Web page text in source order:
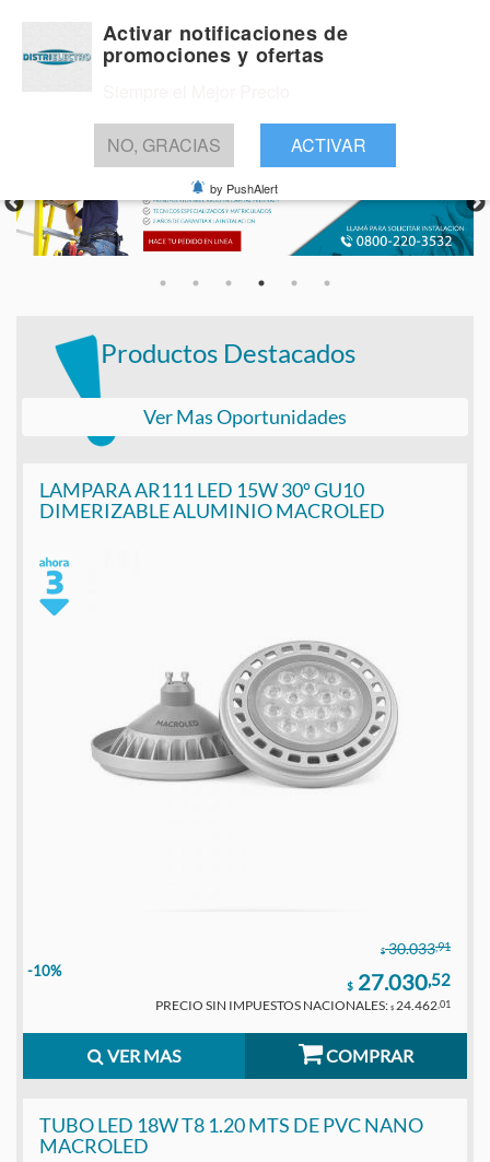
Productos Destacados
Ver Mas Oportunidades
LAMPARA AR111 LED 15W 30º GU10
DIMERIZABLE ALUMINIO MACROLED
$ 30.033,91
-10%
$ 27.030,52
PRECIO SIN IMPUESTOS NACIONALES: $ 24.462,01
VER MAS COMPRAR
TUBO LED 18W T8 1.20 MTS DE PVC NANO
MACROLED
Activar notificaciones de
promociones y ofertas
NO, GRACIAS ACTIVAR
by PushAlert